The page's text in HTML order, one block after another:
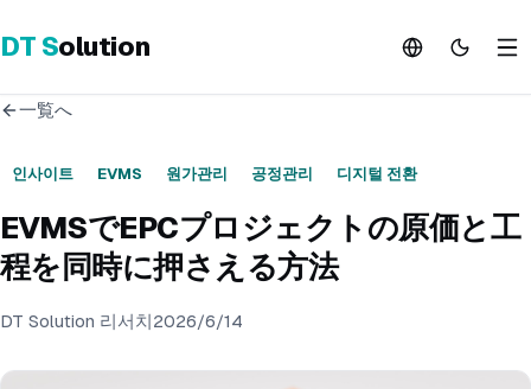
DT Solution
一覧へ
인사이트 EVMS 원가관리 공정관리 디지털 전환
EVMSでEPCプロジェクトの原価と工
程を同時に押さえる方法
DT Solution 리서치2026/6/14